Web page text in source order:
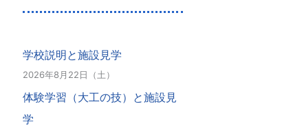
学校説明と施設見学
2026年8月22日（土）
体験学習（大工の技）と施設見
学